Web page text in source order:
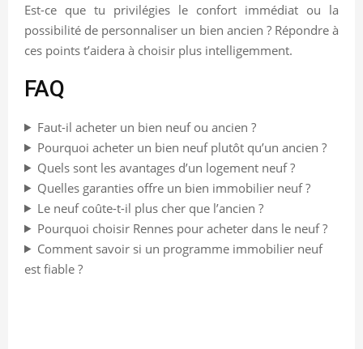
Est-ce que tu privilégies le confort immédiat ou la
possibilité de personnaliser un bien ancien ? Répondre à
ces points t’aidera à choisir plus intelligemment.
FAQ
Faut-il acheter un bien neuf ou ancien ?
Pourquoi acheter un bien neuf plutôt qu’un ancien ?
Quels sont les avantages d’un logement neuf ?
Quelles garanties offre un bien immobilier neuf ?
Le neuf coûte-t-il plus cher que l’ancien ?
Pourquoi choisir Rennes pour acheter dans le neuf ?
Comment savoir si un programme immobilier neuf
est fiable ?